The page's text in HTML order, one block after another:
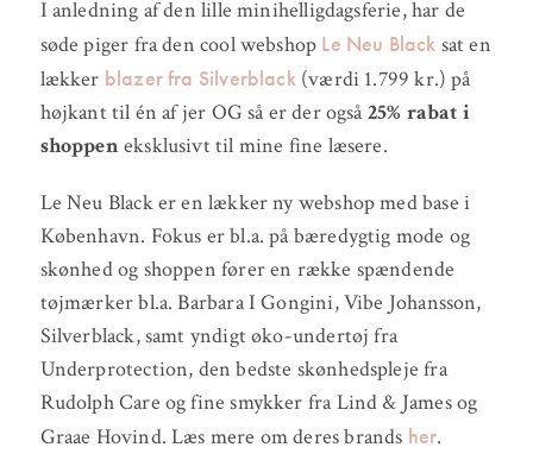
I anledning af den lille minihelligdagsferie, har de
søde piger fra den cool webshop Le Neu Black sat en
lækker blazer fra Silverblack(værdi 1.799 kr.) på
højkant til én af jer OG så er der også25% rabat i
shoppeneksklusivt til mine fine læsere.
Le Neu Black er en lækker ny webshop med base i
København. Fokus er bl.a. på bæredygtig mode og
skønhed og shoppen fører en række spændende
tøjmærker bl.a. Barbara I Gongini, Vibe Johansson,
Silverblack, samt yndigt øko-undertøj fra
Underprotection, den bedste skønhedspleje fra
Rudolph Care og fine smykker fra Lind & James og
Graae Hovind. Læs mere om deres brands her.